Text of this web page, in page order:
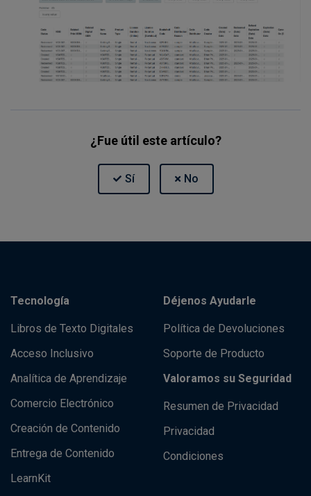
¿Fue útil este artículo?
Tecnología
Libros de Texto Digitales
Acceso Inclusivo
Analítica de Aprendizaje
Comercio Electrónico
Creación de Contenido
Entrega de Contenido
LearnKit
Déjenos Ayudarle
Política de Devoluciones
Soporte de Producto
Valoramos su Seguridad
Resumen de Privacidad
Privacidad
Condiciones